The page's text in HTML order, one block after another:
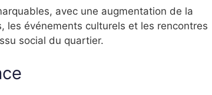
avec une augmentation de la
les événements culturels et les rencontres
social du quartier.